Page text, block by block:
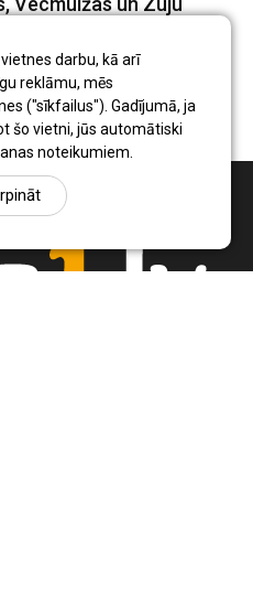
darbu, kā arī
reklāmu, mēs
("sīkfailus"). Gadījumā, ja
šo vietni, jūs automātiski
noteikumiem.